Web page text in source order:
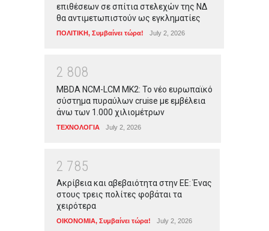
επιθέσεων σε σπίτια στελεχών της ΝΔ
θα αντιμετωπιστούν ως εγκληματίες
ΠΟΛΙΤΙΚΗ, Συμβαίνει τώρα! July 2, 2026
2 808
MBDA NCM-LCM MK2: Το νέο ευρωπαϊκό
σύστημα πυραύλων cruise με εμβέλεια
άνω των 1.000 χιλιομέτρων
ΤΕΧΝΟΛΟΓΙΑ July 2, 2026
2 785
Ακρίβεια και αβεβαιότητα στην ΕΕ: Ένας
στους τρεις πολίτες φοβάται τα
χειρότερα
ΟΙΚΟΝΟΜΙΑ, Συμβαίνει τώρα! July 2, 2026